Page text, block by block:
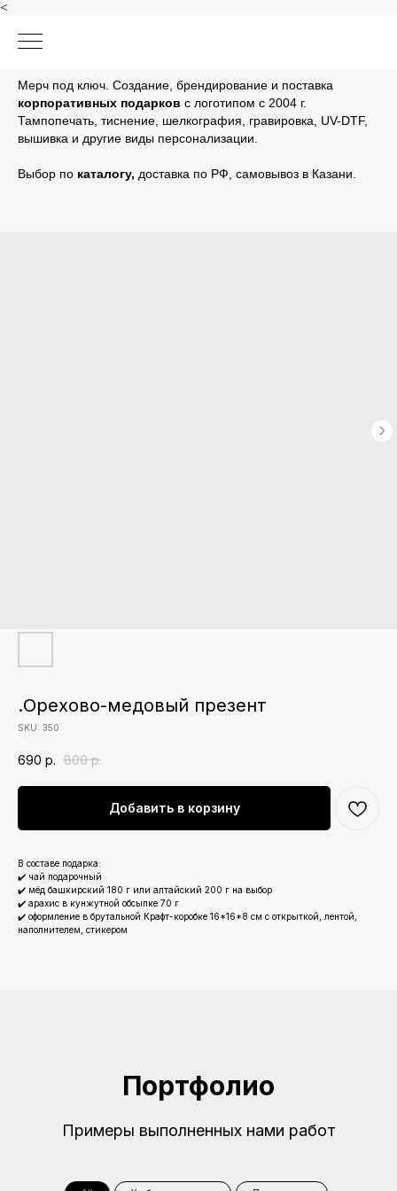
<
Мерч под ключ. Создание, брендирование и поставка
корпоративных подарков с логотипом с 2004 г.
Тампопечать, тиснение, шелкография, гравировка, UV-DTF,
вышивка и другие виды персонализации.
Выбор по каталогу, доставка по РФ, самовывоз в Казани.
.Орехово-медовый презент
SKU: 350
690 р. 800 р.
Добавить в корзину
В составе подарка:
✔️ чай подарочный
✔️ мёд башкирский 180 г или алтайский 200 г на выбор
✔️ арахис в кунжутной обсыпке 70 г
✔️ оформление в брутальной Крафт-коробке 16*16*8 см с открыткой, лентой,
наполнителем, стикером
Портфолио
Примеры выполненных нами работ